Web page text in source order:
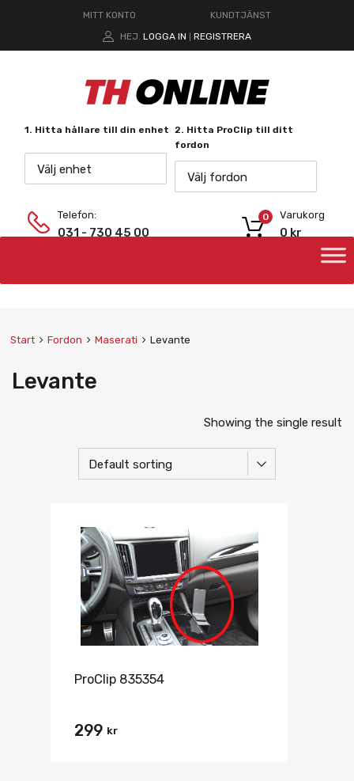
MITT KONTO
KUNDTJÄNST
HEJ. LOGGA IN REGISTRERA
1. Hitta hållare till din enhet
Välj enhet
2. Hitta ProClip till ditt
fordon
Välj fordon
Telefon:
031 - 730 45 00
Varukorg
0 kr
0
Start Fordon Maserati Levante
Levante
Showing the single result
ProClip 835354
299 kr